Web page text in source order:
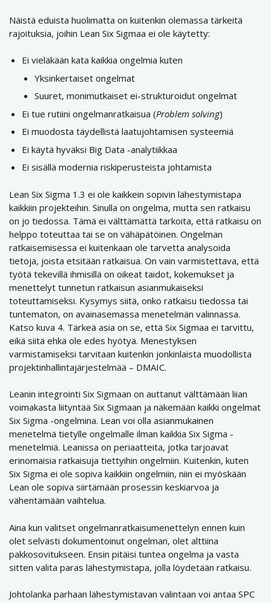
Näistä eduista huolimatta on kuitenkin olemassa tärkeitä
rajoituksia, joihin Lean Six Sigmaa ei ole käytetty:
Ei vieläkään kata kaikkia ongelmia kuten
Yksinkertaiset ongelmat
Suuret, monimutkaiset ei-strukturoidut ongelmat
Ei tue rutiini ongelmanratkaisua (Problem solving)
Ei muodosta täydellistä laatujohtamisen systeemiä
Ei käytä hyväksi Big Data -analytiikkaa
Ei sisällä modernia riskiperusteista johtamista
Lean Six Sigma 1.3 ei ole kaikkein sopivin lähestymistapa
kaikkiin projekteihin. Sinulla on ongelma, mutta sen ratkaisu
on jo tiedossa. Tämä ei välttämättä tarkoita, että ratkaisu on
helppo toteuttaa tai se on vähäpätöinen. Ongelman
ratkaisemisessa ei kuitenkaan ole tarvetta analysoida
tietoja, joista etsitään ratkaisua. On vain varmistettava, että
työtä tekevillä ihmisillä on oikeat taidot, kokemukset ja
menettelyt tunnetun ratkaisun asianmukaiseksi
toteuttamiseksi. Kysymys siitä, onko ratkaisu tiedossa tai
tuntematon, on avainasemassa menetelmän valinnassa.
Katso kuva 4. Tärkeä asia on se, että Six Sigmaa ei tarvittu,
eikä siitä ehkä ole edes hyötyä. Menestyksen
varmistamiseksi tarvitaan kuitenkin jonkinlaista muodollista
projektinhallintajärjestelmää – DMAIC.
Leanin integrointi Six Sigmaan on auttanut välttämään liian
voimakasta liityntää Six Sigmaan ja näkemään kaikki ongelmat
Six Sigma -ongelmina. Lean voi olla asianmukainen
menetelmä tietylle ongelmalle ilman kaikkia Six Sigma -
menetelmiä. Leanissa on periaatteita, jotka tarjoavat
erinomaisia ratkaisuja tiettyihin ongelmiin. Kuitenkin, kuten
Six Sigma ei ole sopiva kaikkiin ongelmiin, niin ei myöskään
Lean ole sopiva siirtämään prosessin keskiarvoa ja
vähentämään vaihtelua.
Aina kun valitset ongelmanratkaisumenettelyn ennen kuin
olet selvästi dokumentoinut ongelman, olet alttiina
pakkosovitukseen. Ensin pitäisi tuntea ongelma ja vasta
sitten valita paras lähestymistapa, jolla löydetään ratkaisu.
Johtolanka parhaan lähestymistavan valintaan voi antaa SPC